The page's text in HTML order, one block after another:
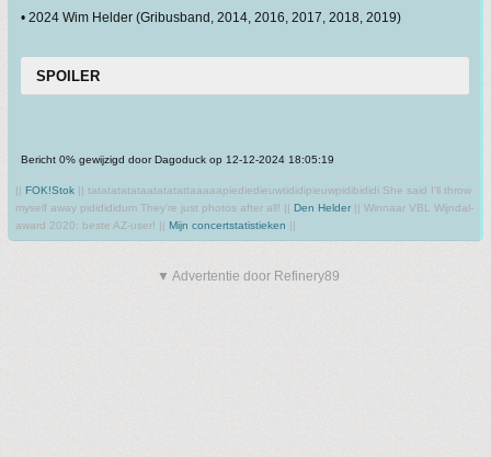
• 2024 Wim Helder (Gribusband, 2014, 2016, 2017, 2018, 2019)
SPOILER
Bericht 0% gewijzigd door Dagoduck op 12-12-2024 18:05:19
|| FOK!Stok || tatatatatataatatatattaaaaapiediedieuwtididipieuwpidibididi She said I'll throw
myself away pididididum They're just photos after all! || Den Helder || Winnaar VBL Wijndal-
award 2020: beste AZ-user! || Mijn concertstatistieken ||
▼ Advertentie door Refinery89